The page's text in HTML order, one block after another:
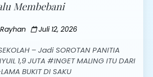
Membebani
Juli 12, 2026
– Jadi SOROTAN PANITIA
1,9 JUTA #INGET MALING ITU DARI
BUKIT DI SAKU